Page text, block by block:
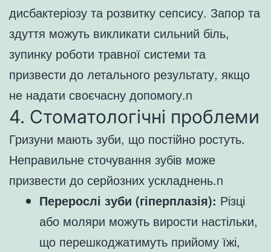
дисбактеріозу та розвитку сепсису. Запор та
здуття можуть викликати сильний біль,
зупинку роботи травної системи та
призвести до летального результату, якщо
не надати своєчасну допомогу.n
4. Стоматологічні проблеми
Гризуни мають зуби, що постійно ростуть.
Неправильне сточування зубів може
призвести до серйозних ускладнень.n
Перерослі зуби (гіперплазія): Різці
або моляри можуть вирости настільки,
що перешкоджатимуть прийому їжі,